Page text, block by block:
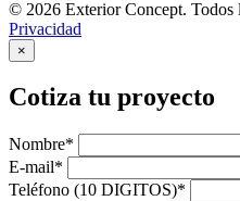
© 2026 Exterior Concept. Todos
Privacidad
×
Cotiza tu proyecto
Nombre*
E-mail*
Teléfono (10 DIGITOS)*